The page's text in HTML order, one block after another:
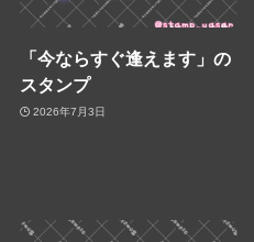
「今ならすぐ逢えます」の
スタンプ
2026年7月3日